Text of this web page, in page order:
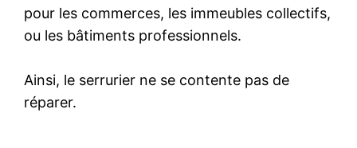
pour les commerces, les immeubles collectifs,
ou les bâtiments professionnels.
Ainsi, le serrurier ne se contente pas de
réparer.